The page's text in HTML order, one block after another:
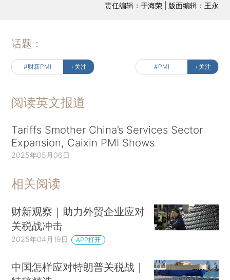
责任编辑：于海荣 | 版面编辑：王永
话题：
#财新PMI +关注 #PMI +关注
阅读英文报道
Tariffs Smother China’s Services Sector
Expansion, Caixin PMI Shows
2025年05月06日
相关阅读
财新观察｜助力外贸企业应对
关税战冲击
2025年04月19日 APP打开
中国怎样应对特朗普关税战｜